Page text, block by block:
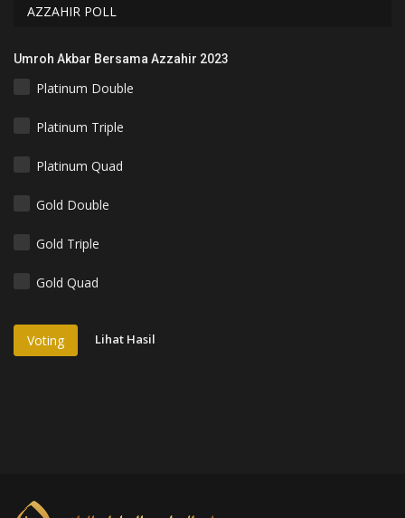
AZZAHIR POLL
Umroh Akbar Bersama Azzahir 2023
Platinum Double
Platinum Triple
Platinum Quad
Gold Double
Gold Triple
Gold Quad
Voting Lihat Hasil